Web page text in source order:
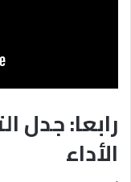
رابعا: جدل
الأداء